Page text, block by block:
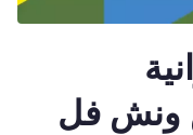
ارخص ونش فل